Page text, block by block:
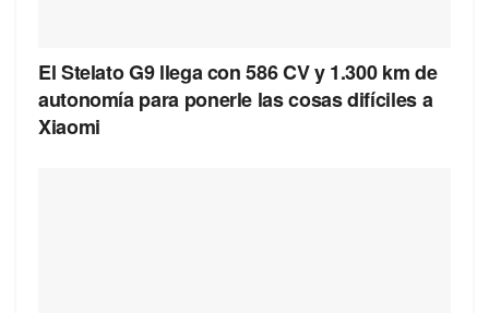
El Stelato G9 llega con 586 CV y 1.300 km de
autonomía para ponerle las cosas difíciles a
Xiaomi